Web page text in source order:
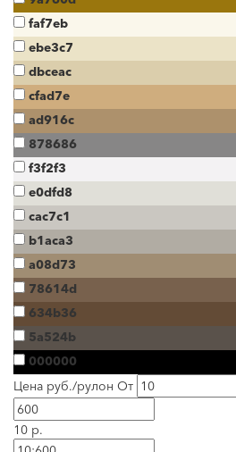
faf7eb
ebe3c7
dbceac
cfad7e
ad916c
878686
f3f2f3
e0dfd8
cac7c1
b1aca3
a08d73
78614d
634b36
5a524b
000000
Цена руб./рулон От
10 р.